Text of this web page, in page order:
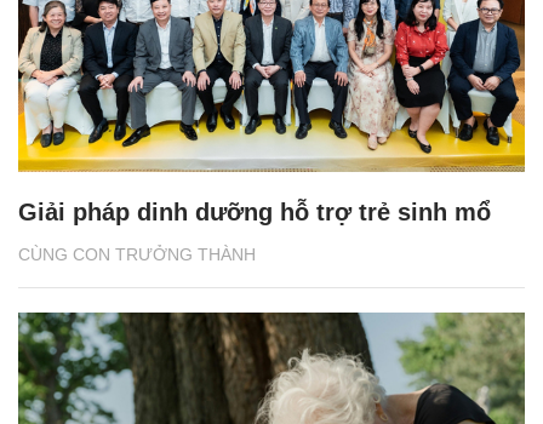
CÙNG CON TRƯỞNG THÀNH
Giải pháp dinh dưỡng hỗ trợ trẻ sinh mổ